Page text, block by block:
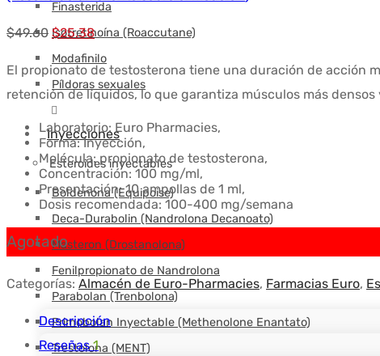
Finasterida
Isotretinoína (Roaccutane)
Modafinilo
Píldoras sexuales
Inyecciones
Esteroides inyectables
Boldenona (Equipoise)
Deca-Durabolin (Nandrolona Decanoato)
Masteron (Drostanolona)
Fenilpropionato de Nandrolona
Parabolan (Trenbolona)
Primobolan Inyectable (Methenolone Enantato)
Trestolona (MENT)
$49.60 El
precio
original
era:
$49.60.
$25.38El
precio
actual
es:
$25.38.
El propionato de testosterona tiene una duración de acción
retención de líquidos, lo que garantiza músculos más densos
Laboratorio: Euro Pharmacies,
Forma: Inyección,
Molécula: propionato de testosterona,
Concentración: 100 mg/ml,
Presentación: 10 ampollas de 1 ml,
Dosis recomendada: 100-400 mg/semana
Agotado
Categorías: Almacén de Euro-Pharmacies, Farmacias Euro,
Descripción
Reseñas1